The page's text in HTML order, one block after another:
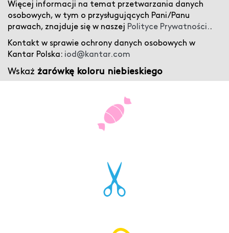
Więcej informacji na temat przetwarzania danych
osobowych, w tym o przysługujących Pani/Panu
prawach, znajduje się w naszej Polityce Prywatności..
Kontakt w sprawie ochrony danych osobowych w
Kantar Polska: iod@kantar.com
Wskaż żarówkę koloru niebieskiego